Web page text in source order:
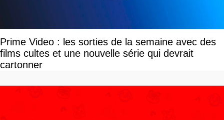
Prime Video : les sorties de la semaine avec des
films cultes et une nouvelle série qui devrait
cartonner